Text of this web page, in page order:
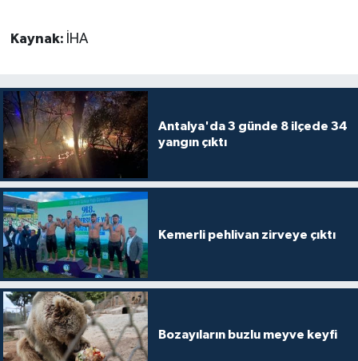
Kaynak: İHA
Antalya'da 3 günde 8 ilçede 34
yangın çıktı
Kemerli pehlivan zirveye çıktı
Bozayıların buzlu meyve keyfi